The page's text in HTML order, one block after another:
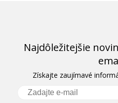
Najdôležitejšie
Získajte zaujímavé